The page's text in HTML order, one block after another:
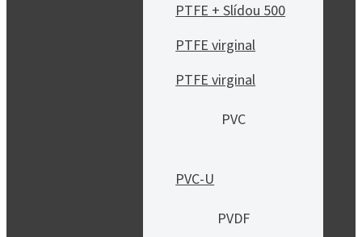
PTFE + Slídou 500
PTFE virginal
PTFE virginal
PVC
PVC-U
PVDF